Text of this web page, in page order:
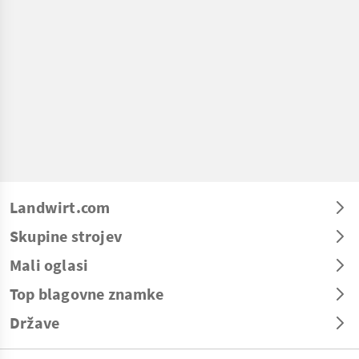
Landwirt.com
Skupine strojev
Mali oglasi
Top blagovne znamke
Države